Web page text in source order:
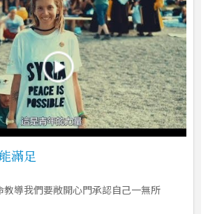
滿足
教導我們要敞開心門承認自己一無所